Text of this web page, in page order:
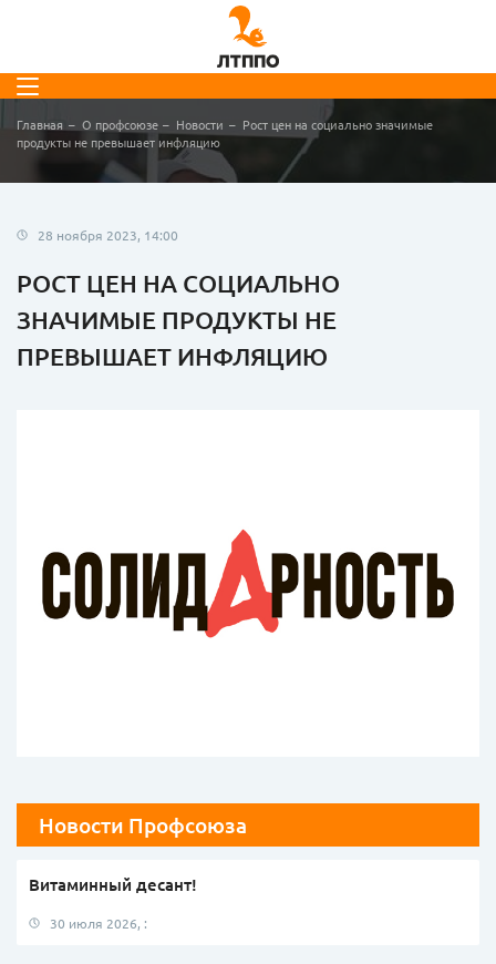
Главная О профсоюзе Новости
Рост цен на социально значимые
продукты не превышает инфляцию
28 ноября 2023, 14:00
РОСТ ЦЕН НА СОЦИАЛЬНО
ЗНАЧИМЫЕ ПРОДУКТЫ НЕ
ПРЕВЫШАЕТ ИНФЛЯЦИЮ
Новости Профсоюза
Витаминный десант!
30 июля 2026, :